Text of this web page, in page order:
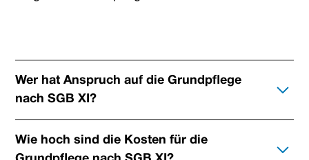
Wer hat Anspruch auf die Grundpflege
nach SGB XI?
zu, die aufgrund von körperlichen, geistigen oder
Wie hoch sind die Kosten für die